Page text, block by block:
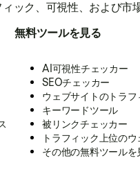
ック、可視性、および
無料ツールを見る
AI可視性チェッカー
SEOチェッカー
ウェブサイトのトラ
キーワードツール
被リンクチェッカー
トラフィック上位の
その他の無料ツールを